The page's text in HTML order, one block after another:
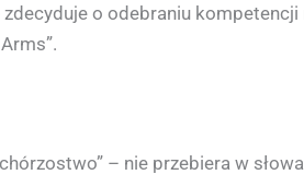
o odebraniu
– nie przebiera w